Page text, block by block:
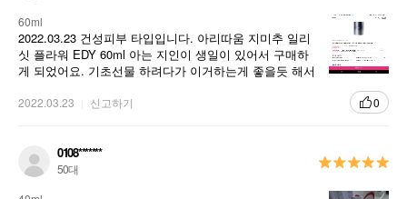
사각의 실버캡과 대비되는 원형의 보틀이 드러
내는 개성과 모던함.
지미추의 다른 보틀 컬렉션과 함께 있을 때에도
FRAGRANCE
60ml
2022.03.23 건성피부 타입입니다. 아리따움 지미추 일리
싯 플라워 EDY 60ml 아는 지인이 생일이 있어서 구매하
게 되었어요. 기초선물 하려다가 이거하는게 좋을듯 해서
2022.03.23 신고하기 0
0108*******
50대